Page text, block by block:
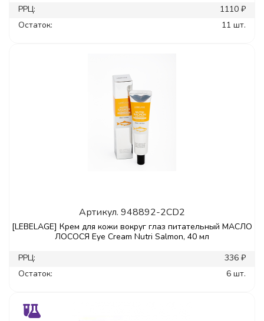
РРЦ:
1110 ₽
Остаток:
11 шт.
Артикул. 948892-2CD2
[LEBELAGE] Крем для кожи вокруг глаз питательный МАСЛО
ЛОСОСЯ Eye Cream Nutri Salmon, 40 мл
РРЦ:
336 ₽
Остаток:
6 шт.